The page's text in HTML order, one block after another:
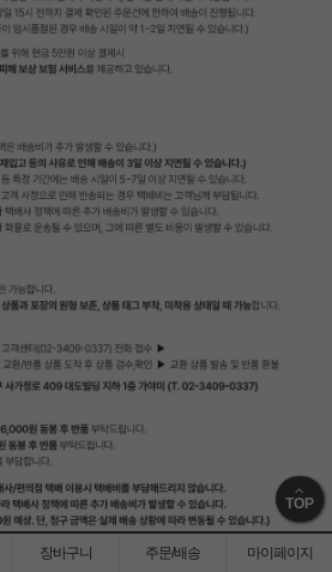
TOP
장바구니 주문/배송 마이페이지